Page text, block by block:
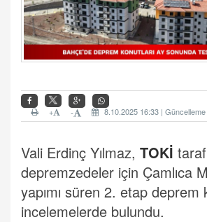
8.10.2025 16:33 |
-
+
Vali Erdinç Yılmaz, TOKİ
depremzedeler için Çamlıca
yapımı süren 2. etap deprem
incelemelerde bulundu.